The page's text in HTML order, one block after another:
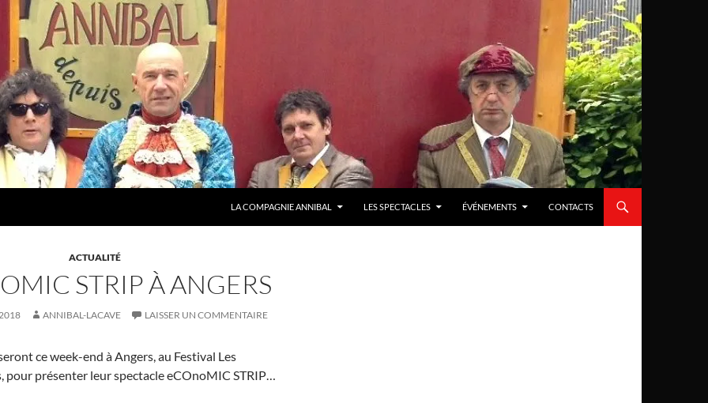
LA COMPAGNIE ANNIBAL
LES SPECTACLES ÉVÉNEMENTS CONTACTS
ACTUALITÉ
STRIP À ANGERS
ANNIBAL-LACAVE LAISSER UN COMMENTAIRE
ce week-end à Angers, au Festival Les
pour présenter leur spectacle eCOnoMIC STRIP…